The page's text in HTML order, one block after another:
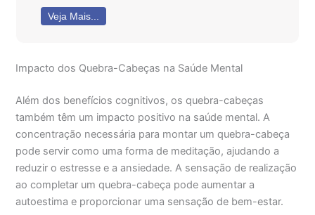
Veja Mais...
Impacto dos Quebra-Cabeças na Saúde Mental
Além dos benefícios cognitivos, os quebra-cabeças
também têm um impacto positivo na saúde mental. A
concentração necessária para montar um quebra-cabeça
pode servir como uma forma de meditação, ajudando a
reduzir o estresse e a ansiedade. A sensação de realização
ao completar um quebra-cabeça pode aumentar a
autoestima e proporcionar uma sensação de bem-estar.